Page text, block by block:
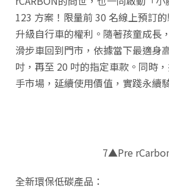
123 方案！限量前 30 名線上預訂
升級自行車的權利。隨著孩童成長
滑步車回到門市，依據當下最適身
吋，再至 20 吋的指定車款。同時
手市場，延續使用價值，實踐永續
7▲Pre
全新環保低碳產品：